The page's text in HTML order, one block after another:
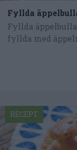
Fyllda
Fyllda
fyllda med
RECEPT